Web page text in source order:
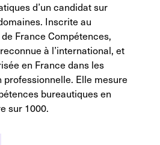
d’un candidat sur
Inscrite au
France Compétences,
à l’international, et
en France dans les
Elle mesure
bureautiques en
sur 1000.